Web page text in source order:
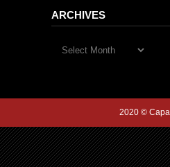
ARCHIVES
2020 ©